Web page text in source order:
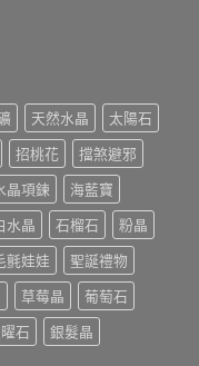
天然水晶
太陽石
招桃花
擋煞避邪
晶項鍊
海藍寶
水晶 石榴石
粉晶
氈娃娃
聖誕禮物
草莓晶
葡萄石
石
銀髮晶